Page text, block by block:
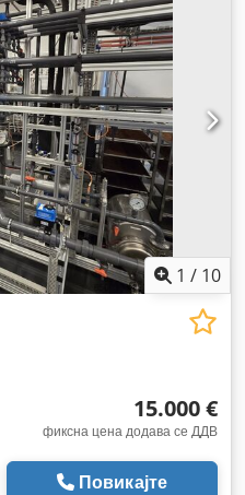
1 / 10
15.000 €
фиксна цена додава се ДДВ
Повикајте